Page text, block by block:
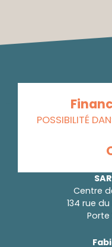
POSSIBILITÉ
Centre
134 rue
Porte